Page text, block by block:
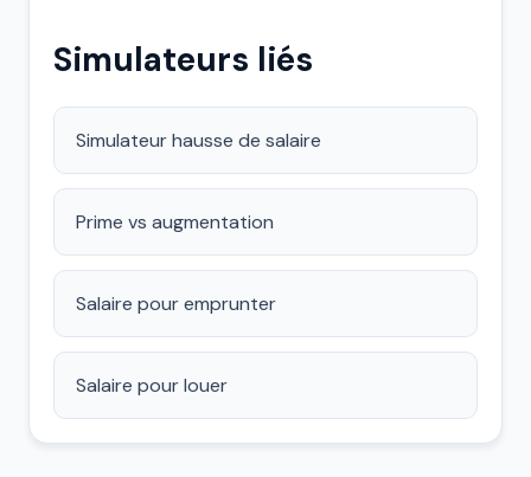
Simulateurs liés
Simulateur hausse de salaire
Prime vs augmentation
Salaire pour emprunter
Salaire pour louer